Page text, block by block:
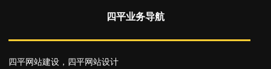
四平业务导航
四平网站建设 ， 四平网站设计